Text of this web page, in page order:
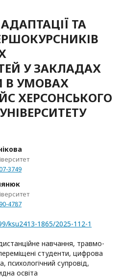
ТА
У ЗАКЛАДАХ
В УМОВАХ
ХЕРСОНСЬКОГО
3749
4787
ksu2413-1865/2025-112-1
навчання, травмо-
студенти, цифрова
психологічний супровід,
освіта